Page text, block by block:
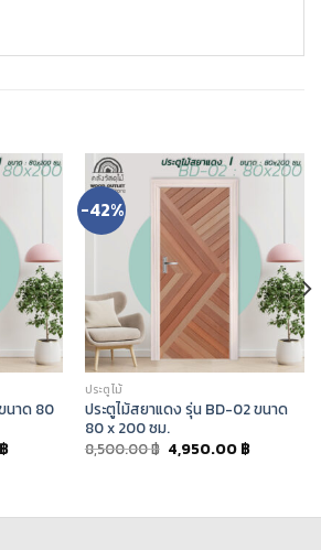
นาด 80
฿
-42%
ประตูไม้
ประตูไม้สยาแดง รุ่น BD-02 ขนาด
80 x 200 ซม.
8,500.00฿ 4,950.00 ฿